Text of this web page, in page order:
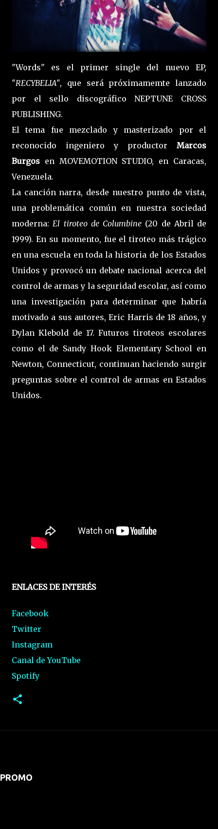
"Words" es el primer single del nuevo EP,
"RECYBELIA", que será próximamemte lanzado
por el sello discográfico NEPTUNE CROSS
PUBLISHING.
El tema fue mezclado y masterizado por el
reconocido ingeniero y productor Marcos
Burgos en MOVEMOTION STUDIO, en Caracas,
Venezuela.
La canción narra, desde nuestro punto de vista,
una problemática común en nuestra sociedad
moderna:El tiroteo de Columbine (20 de Abril de
1999). En su momento, fue el tiroteo más trágico
en una escuela en toda la historia de los Estados
Unidos y provocó un debate nacional acerca del
control de armas y la seguridad escolar, así como
una investigación para determinar que habría
motivado a sus autores, Eric Harris de 18 años, y
Dylan Klebold de 17. Futuros tiroteos escolares
como el de Sandy Hook Elementary School en
Newton, Connecticut, continuan haciendo surgir
preguntas sobre el control de armas en Estados
Unidos.
ENLACES DE INTERÉS
Facebook
Twitter
Instagram
Canal de YouTube
Spotify
PROMO